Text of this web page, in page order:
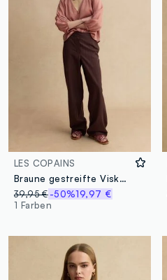
LES COPAINS
Braune gestreifte Viskose-Mix Hose mit weitem Bein
39,95 €-50%19,97 €
1 Farben